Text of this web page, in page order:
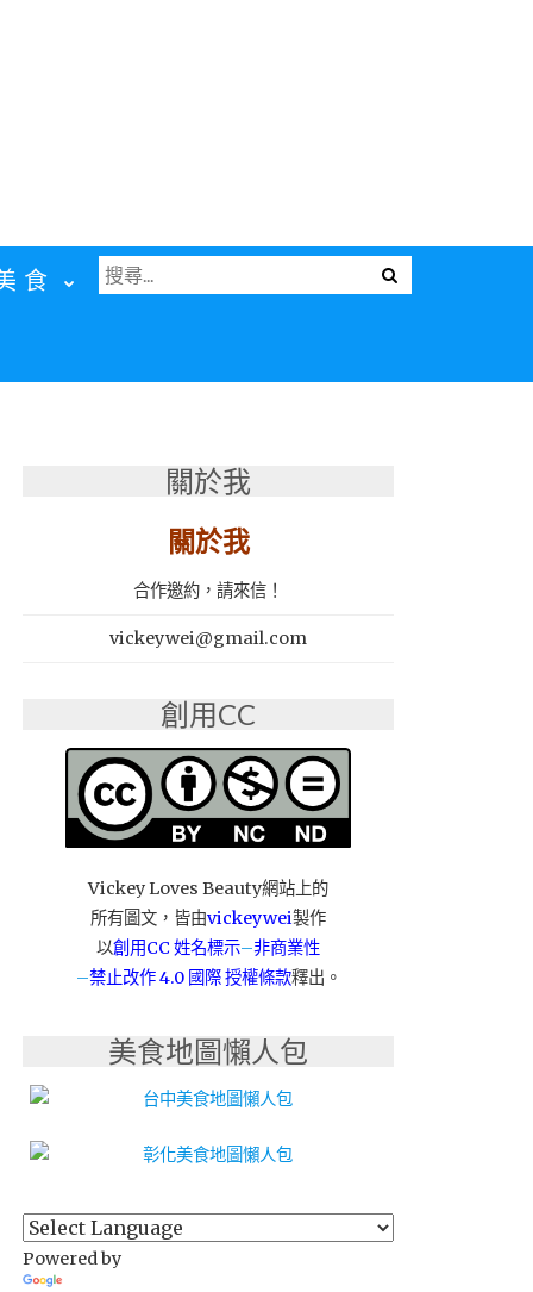
食
Menu
搜
尋
關於我
關於我
合作邀約，請來信！
vickeywei@gmail.com
創用CC
Vickey Loves Beauty網站上的
所有圖文，皆由vickeywei製作
以創用CC 姓名標示–非商業性
–禁止改作4.0 國際 授權條款釋出。
美食地圖懶人包
Powered by